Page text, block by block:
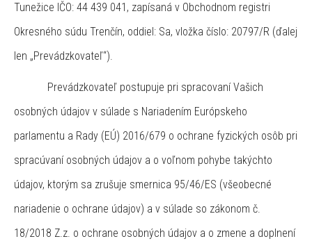
Tunežice IČO: 44 439 041, zapísaná v Obchodnom registri
Okresného súdu Trenčín, oddiel: Sa, vložka číslo: 20797/R (ďalej
len „Prevádzkovateľ“).
Prevádzkovateľ postupuje pri spracovaní Vašich
osobných údajov v súlade s Nariadením Európskeho
parlamentu a Rady (EÚ) 2016/679 o ochrane fyzických osôb pri
spracúvaní osobných údajov a o voľnom pohybe takýchto
údajov, ktorým sa zrušuje smernica 95/46/ES (všeobecné
nariadenie o ochrane údajov) a v súlade so zákonom č.
18/2018 Z.z. o ochrane osobných údajov a o zmene a doplnení